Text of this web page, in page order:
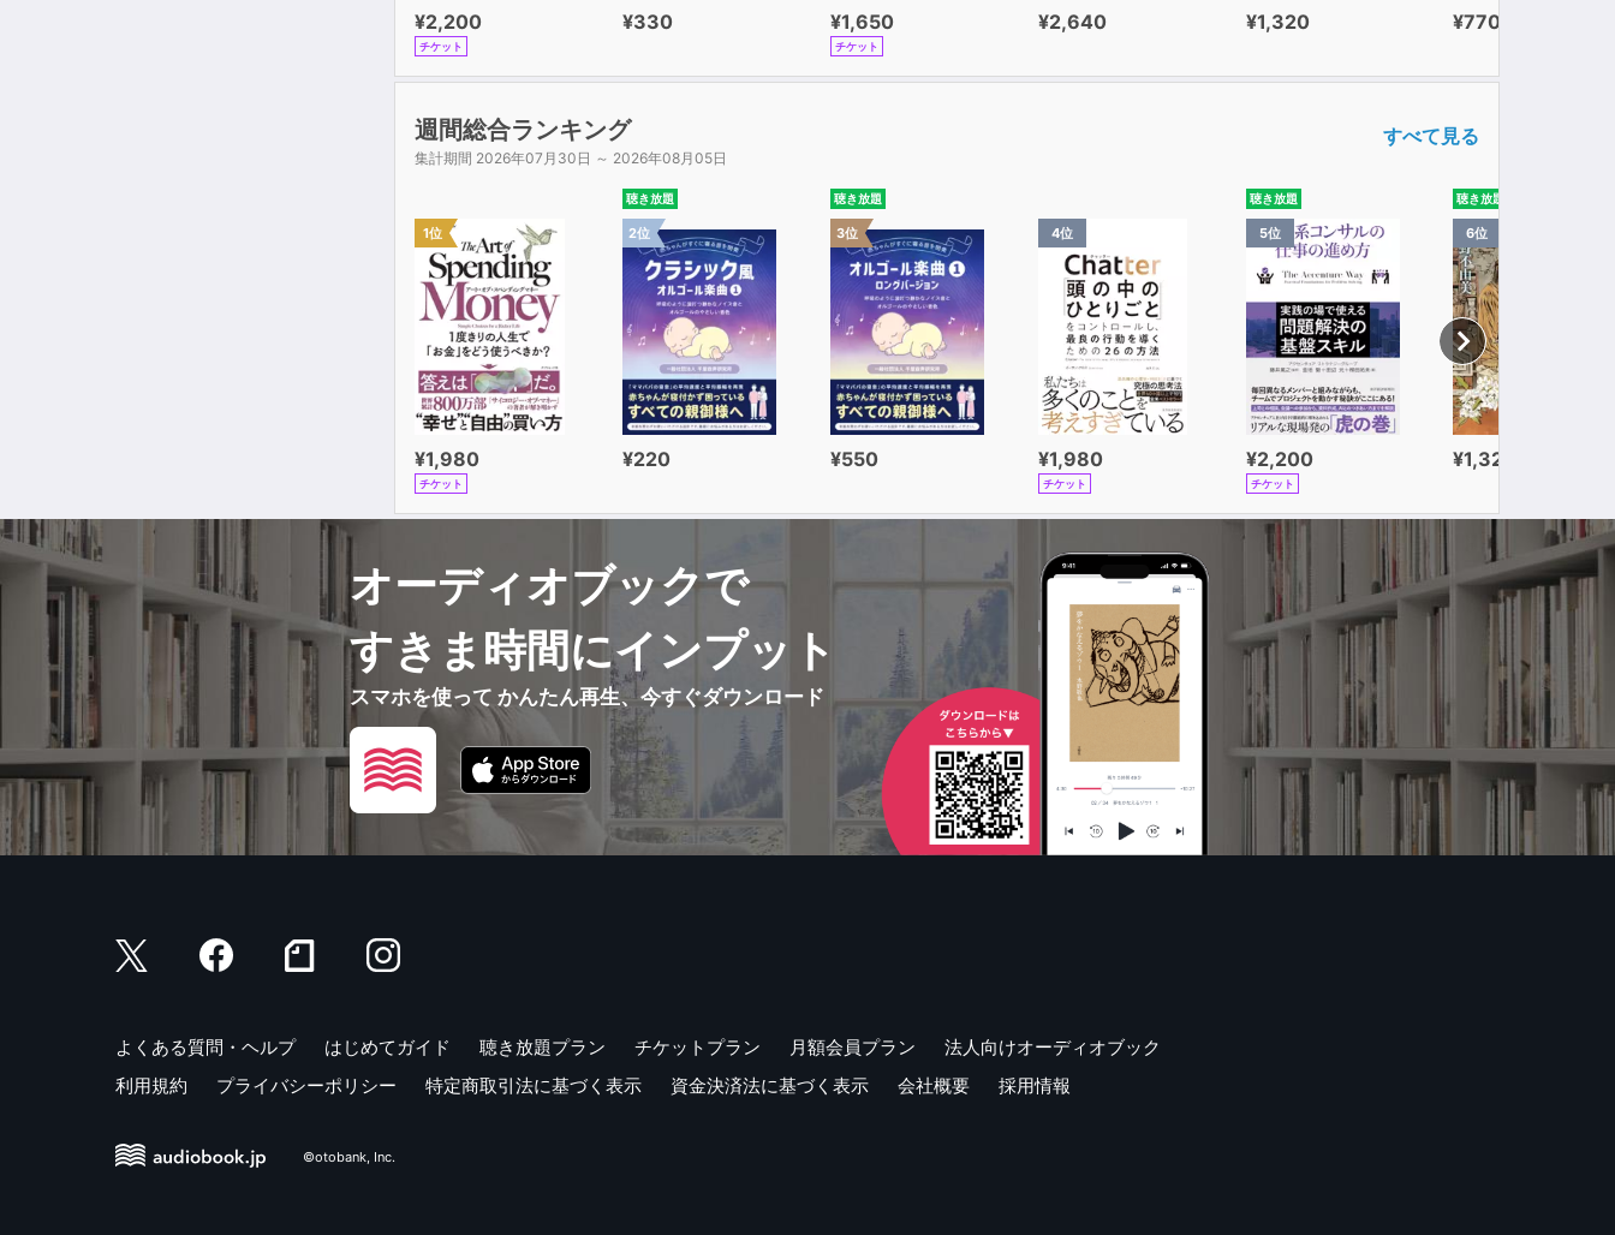
¥2,200
チケット
¥330 ¥1,650
チケット
¥2,640 ¥1,320 ¥770
週間総合ランキング
集計期間 2026年07月30日 ～ 2026年08月05日
すべて見る
1位
¥1,980
チケット
聴き放題
2位
¥220
聴き放題
3位
¥550
4位
¥1,980
チケット
聴き放題
5位
¥2,200
チケット
聴き放題
6位
¥1,320
オーディオブックで
すきま時間にインプット
スマホを使って かんたん再生、今すぐダウンロード
よくある質問・ヘルプ はじめてガイド 聴き放題プラン チケットプラン 月額会員プラン
法人向けオーディオブック
利用規約
プライバシーポリシー 特定商取引法に基づく表示 資金決済法に基づく表示 会社概要 採用情報
©otobank, Inc.